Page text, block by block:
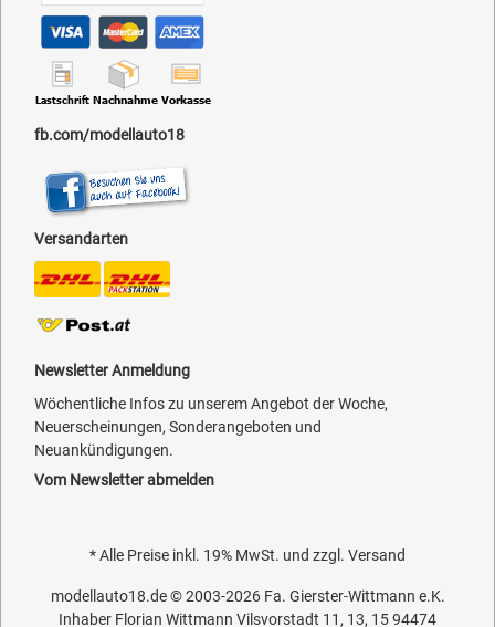
fb.com/modellauto18
Versandarten
Newsletter Anmeldung
Wöchentliche Infos zu unserem Angebot der Woche,
Neuerscheinungen, Sonderangeboten und
Neuankündigungen.
Vom Newsletter abmelden
* Alle Preise inkl. 19% MwSt. und zzgl. Versand
modellauto18.de© 2003-2026 Fa. Gierster-Wittmann e.K.
Inhaber Florian Wittmann Vilsvorstadt 11, 13, 15 94474